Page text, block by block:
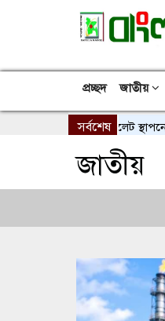
প্রচ্ছদ জাতীয়
সর্বশেষ
সদস্যের কনস্যুলেট স্থাপনের আশ্বাস
জাতীয়